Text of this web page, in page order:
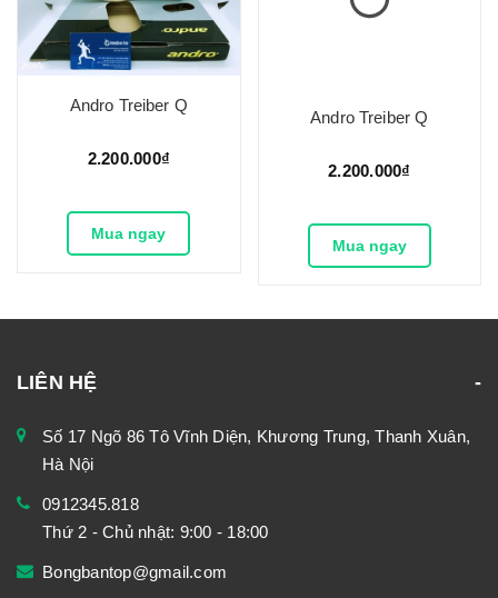
Andro Treiber Q
2.200.000₫
Mua ngay
Andro Treiber Q
2.200.000₫
Mua ngay
LIÊN HỆ
Số 17 Ngõ 86 Tô Vĩnh Diện, Khương Trung, Thanh Xuân,
Hà Nội
0912345.818
Thứ 2 - Chủ nhật: 9:00 - 18:00
Bongbantop@gmail.com